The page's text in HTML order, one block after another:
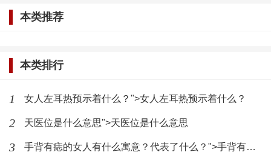
事业上取得成功，为婚姻生活提供稳定的经济基础。
稳定，容易影响到婚姻生活。
3. 事业线有断裂：事业线上的断裂代表着事业上
的波折，也可能影响到婚姻的稳定。
本类推荐
本类排行
1 女人左耳热预示着什么？">女人左耳热预示着什么？
2 天医位是什么意思">天医位是什么意思
3 手背有痣的女人有什么寓意？代表了什么？">手背有痣的女人有什么寓意？代表了什么？